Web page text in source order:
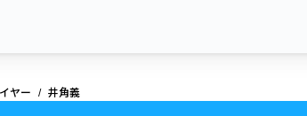
ヤー 井角義